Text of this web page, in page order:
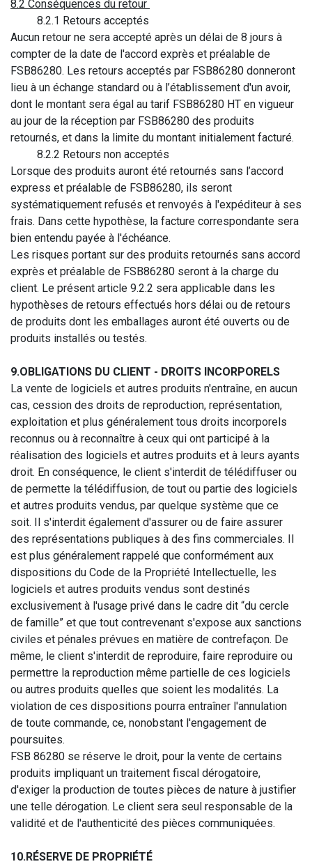
8.2 Conséquences du retour
​8.2.1 Retours acceptés
Aucun retour ne sera accepté après un délai de 8 jours à
compter de la date de l'accord exprès et préalable de
FSB86280. Les retours acceptés par FSB86280 donneront
lieu à un échange standard ou à l’établissement d'un avoir,
dont le montant sera égal au tarif FSB86280 HT en vigueur
au jour de la réception par FSB86280 des produits
retournés, et dans la limite du montant initialement facturé.
​8.2.2 Retours non acceptés
Lorsque des produits auront été retournés sans l’accord
express et préalable de FSB86280, ils seront
systématiquement refusés et renvoyés à l'expéditeur à ses
frais. Dans cette hypothèse, la facture correspondante sera
bien entendu payée à l'échéance.
Les risques portant sur des produits retournés sans accord
exprès et préalable de FSB86280 seront à la charge du
client. Le présent article 9.2.2 sera applicable dans les
hypothèses de retours effectués hors délai ou de retours
de produits dont les emballages auront été ouverts ou de
produits installés ou testés.
9.OBLIGATIONS DU CLIENT - DROITS INCORPORELS
La vente de logiciels et autres produits n'entraîne, en aucun
cas, cession des droits de reproduction, représentation,
exploitation et plus généralement tous droits incorporels
reconnus ou à reconnaître à ceux qui ont participé à la
réalisation des logiciels et autres produits et à leurs ayants
droit. En conséquence, le client s'interdit de télédiffuser ou
de permette la télédiffusion, de tout ou partie des logiciels
et autres produits vendus, par quelque système que ce
soit. Il s'interdit également d'assurer ou de faire assurer
des représentations publiques à des fins commerciales. Il
est plus généralement rappelé que conformément aux
dispositions du Code de la Propriété Intellectuelle, les
logiciels et autres produits vendus sont destinés
exclusivement à l'usage privé dans le cadre dit “du cercle
de famille” et que tout contrevenant s'expose aux sanctions
civiles et pénales prévues en matière de contrefaçon. De
même, le client s'interdit de reproduire, faire reproduire ou
permettre la reproduction même partielle de ces logiciels
ou autres produits quelles que soient les modalités. La
violation de ces dispositions pourra entraîner l'annulation
de toute commande, ce, nonobstant l'engagement de
poursuites.
FSB 86280 se réserve le droit, pour la vente de certains
produits impliquant un traitement fiscal dérogatoire,
d'exiger la production de toutes pièces de nature à justifier
une telle dérogation. Le client sera seul responsable de la
validité et de l'authenticité des pièces communiquées.
10.RÉSERVE DE PROPRIÉTÉ